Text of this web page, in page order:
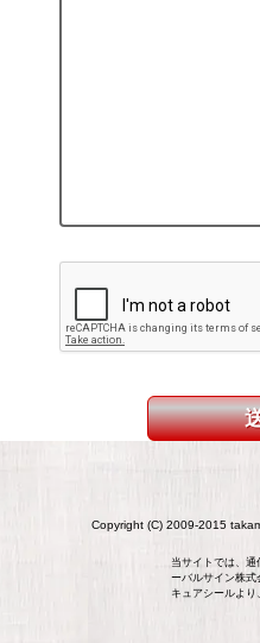
Copyright (C) 2009-2015
当サイトでは、
ーバルサイン株式
キュアシールより